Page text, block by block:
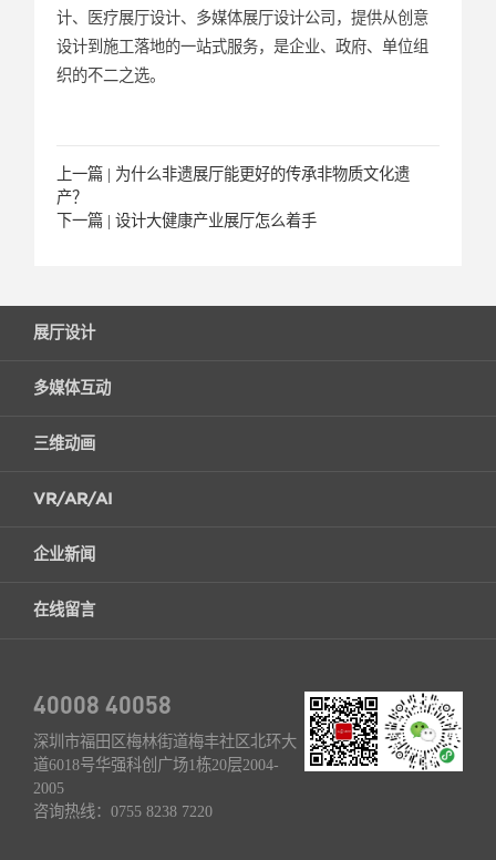
计、医疗展厅设计、多媒体展厅设计公司，提供从创意
设计到施工落地的一站式服务，是企业、政府、单位组
织的不二之选。
上一篇 | 为什么非遗展厅能更好的传承非物质文化遗
产？
下一篇 | 设计大健康产业展厅怎么着手
展厅设计
多媒体互动
三维动画
VR/AR/AI
企业新闻
在线留言
40008 40058
深圳市福田区梅林街道梅丰社区北环大
道6018号华强科创广场1栋20层2004-
2005
咨询热线： 0755 8238 7220